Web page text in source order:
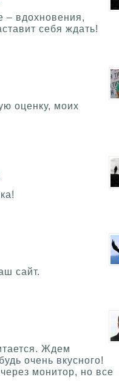
– вдохновения,
себя ждать!
оценку, моих
сайт.
Ждем
очень вкусного!
монитор, но все